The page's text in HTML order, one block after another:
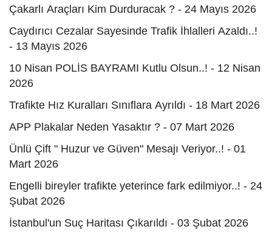
Çakarlı Araçları Kim Durduracak ? - 24 Mayıs 2026
Caydırıcı Cezalar Sayesinde Trafik İhlalleri Azaldı..!
- 13 Mayıs 2026
10 Nisan POLİS BAYRAMI Kutlu Olsun..! - 12 Nisan
2026
Trafikte Hız Kuralları Sınıflara Ayrıldı - 18 Mart 2026
APP Plakalar Neden Yasaktır ? - 07 Mart 2026
Ünlü Çift " Huzur ve Güven" Mesajı Veriyor..! - 01
Mart 2026
Engelli bireyler trafikte yeterince fark edilmiyor..! - 24
Şubat 2026
İstanbul'un Suç Haritası Çıkarıldı - 03 Şubat 2026